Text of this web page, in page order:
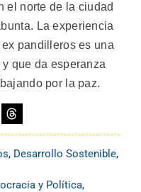
el norte de la ciudad
La experiencia
pandilleros es una
que da esperanza
por la paz.
, Desarrollo Sostenible,
y Política,